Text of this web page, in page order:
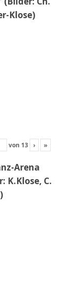
Klose)
von 13 › »
Arena
K.Klose, C.